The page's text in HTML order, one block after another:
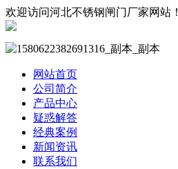
欢迎访问河北不锈钢闸门厂家网站！
网站首页
公司简介
产品中心
疑惑解答
经典案例
新闻资讯
联系我们